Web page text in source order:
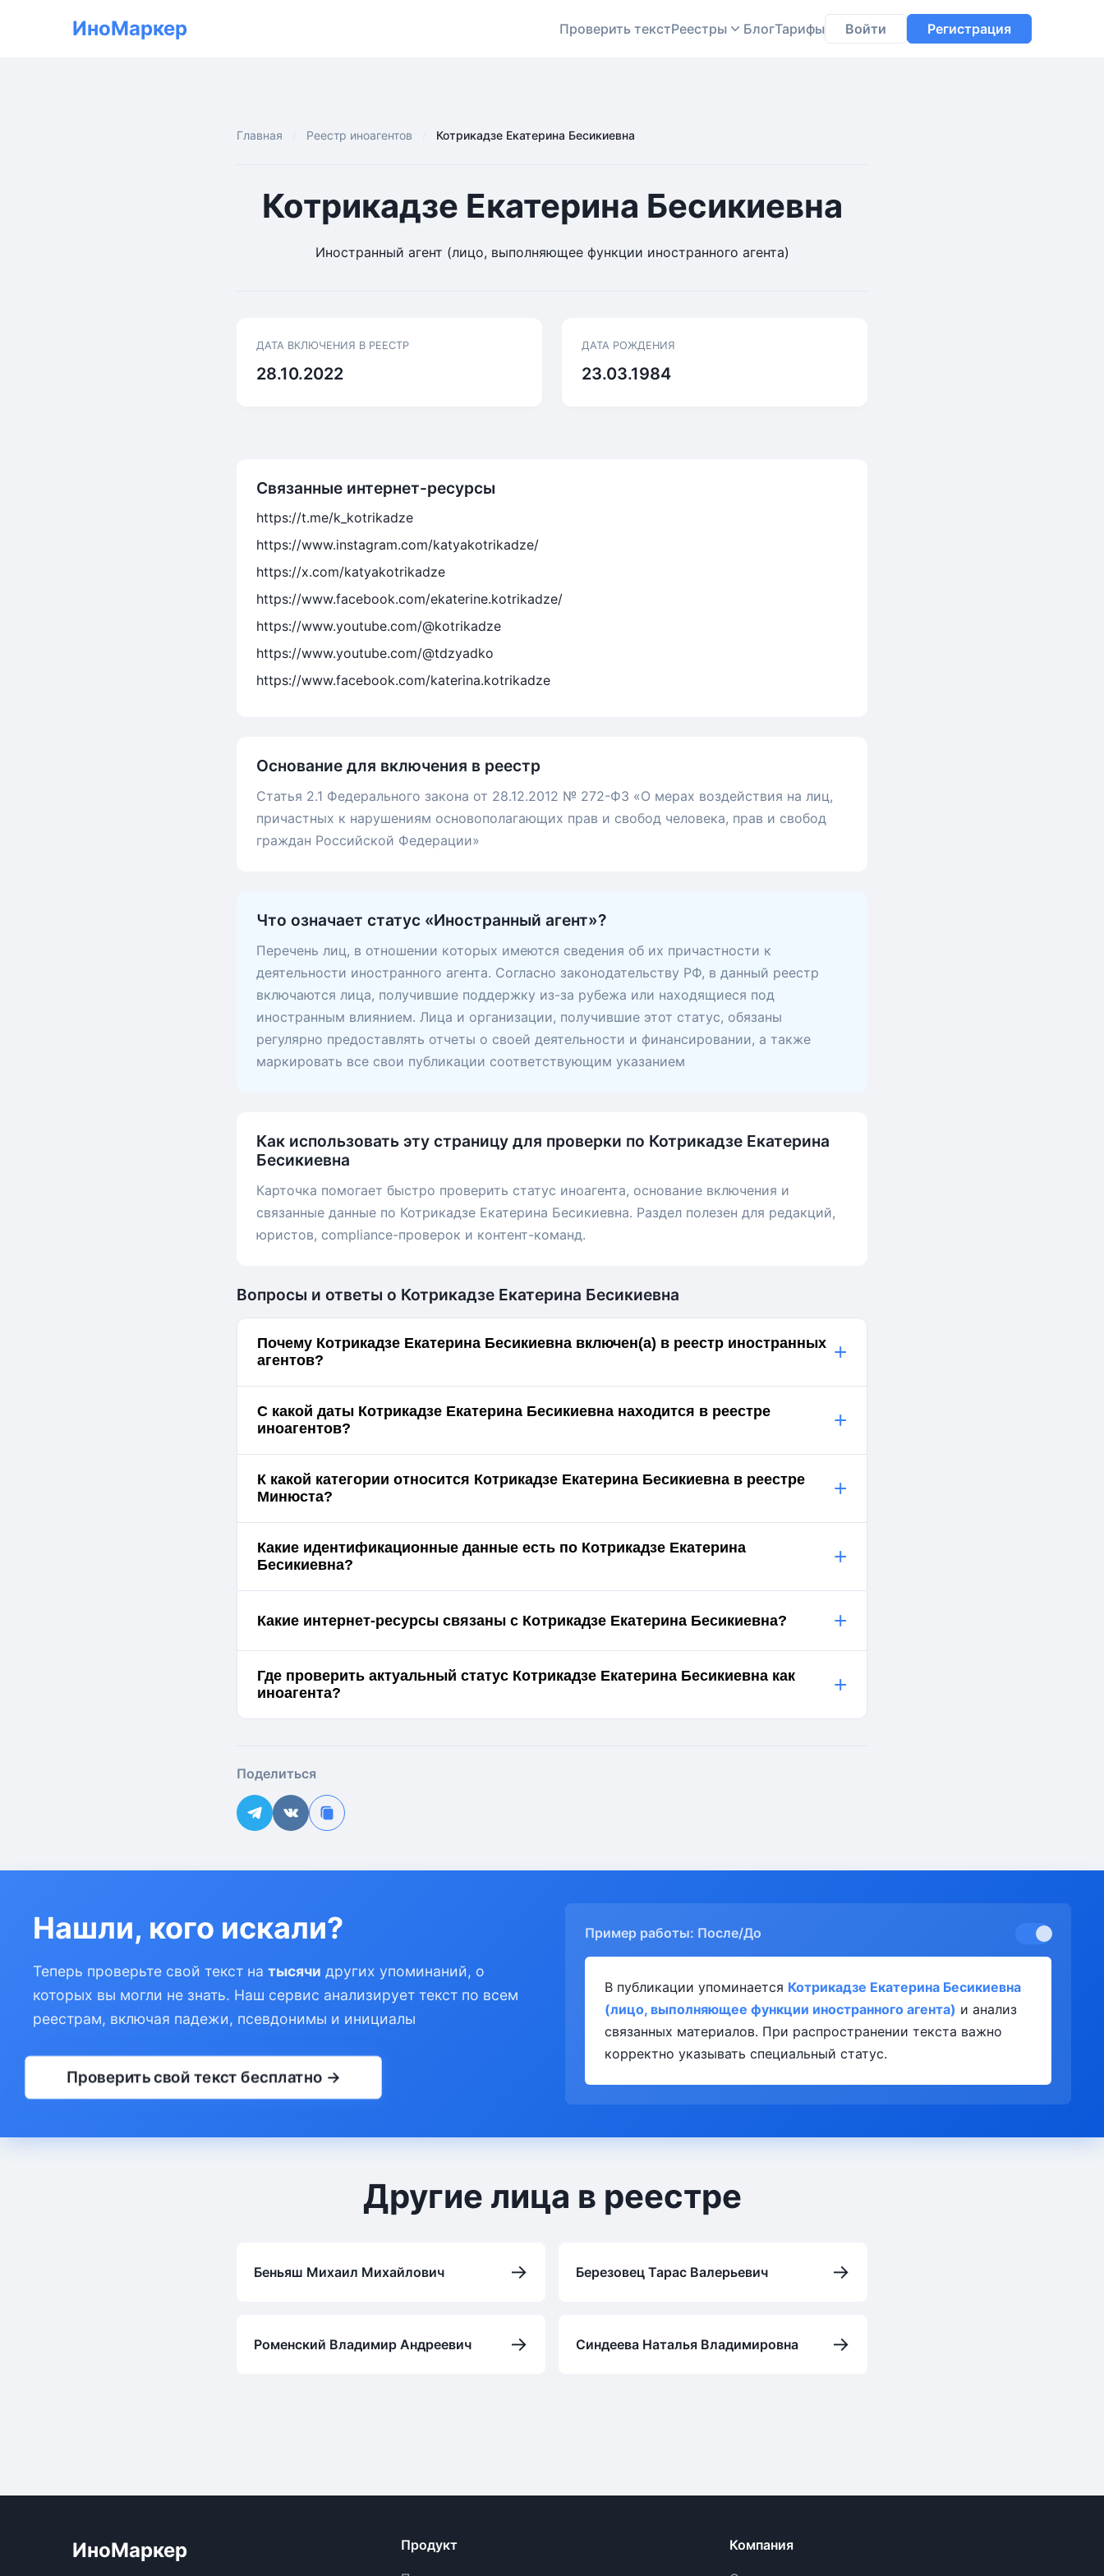
ИноМаркер Проверить текстРеестры БлогТарифы Войти Регистрация
Главная Реестр иноагентов Котрикадзе Екатерина Бесикиевна
Котрикадзе Екатерина Бесикиевна
Иностранный агент (лицо, выполняющее функции иностранного агента)
ДАТА ВКЛЮЧЕНИЯ В РЕЕСТР
28.10.2022
ДАТА РОЖДЕНИЯ
23.03.1984
Связанные интернет-ресурсы
https://t.me/k_kotrikadze
https://www.instagram.com/katyakotrikadze/
https://x.com/katyakotrikadze
https://www.facebook.com/ekaterine.kotrikadze/
https://www.youtube.com/@kotrikadze
https://www.youtube.com/@tdzyadko
https://www.facebook.com/katerina.kotrikadze
Основание для включения в реестр
Статья 2.1 Федерального закона от 28.12.2012 № 272-ФЗ «О мерах воздействия на лиц,
причастных к нарушениям основополагающих прав и свобод человека, прав и свобод
граждан Российской Федерации»
Что означает статус «Иностранный агент»?
Перечень лиц, в отношении которых имеются сведения об их причастности к
деятельности иностранного агента. Согласно законодательству РФ, в данный реестр
включаются лица, получившие поддержку из-за рубежа или находящиеся под
иностранным влиянием. Лица и организации, получившие этот статус, обязаны
регулярно предоставлять отчеты о своей деятельности и финансировании, а также
маркировать все свои публикации соответствующим указанием
Как использовать эту страницу для проверки по Котрикадзе Екатерина
Бесикиевна
Карточка помогает быстро проверить статус иноагента, основание включения и
связанные данные по Котрикадзе Екатерина Бесикиевна. Раздел полезен для редакций,
юристов, compliance-проверок и контент-команд.
Вопросы и ответы о Котрикадзе Екатерина Бесикиевна
Почему Котрикадзе Екатерина Бесикиевна включен(а) в реестр иностранных
агентов?
+
С какой даты Котрикадзе Екатерина Бесикиевна находится в реестре
иноагентов?
+
К какой категории относится Котрикадзе Екатерина Бесикиевна в реестре
Минюста?
+
Какие идентификационные данные есть по Котрикадзе Екатерина
Бесикиевна?
+
Какие интернет-ресурсы связаны с Котрикадзе Екатерина Бесикиевна? +
Где проверить актуальный статус Котрикадзе Екатерина Бесикиевна как
иноагента?
+
Поделиться
Нашли, кого искали?
Теперь проверьте свой текст на тысячи других упоминаний, о
которых вы могли не знать. Наш сервис анализирует текст по всем
реестрам, включая падежи, псевдонимы и инициалы
Проверить свой текст бесплатно →
Пример работы: После/До
В публикации упоминается Котрикадзе Екатерина Бесикиевна
(лицо, выполняющее функции иностранного агента) и анализ
связанных материалов. При распространении текста важно
корректно указывать специальный статус.
Другие лица в реестре
Беньяш Михаил Михайлович → Березовец Тарас Валерьевич →
Роменский Владимир Андреевич → Синдеева Наталья Владимировна →
ИноМаркер Продукт Компания